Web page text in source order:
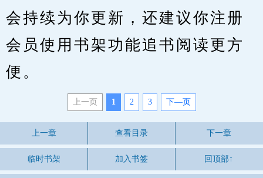
会持续为你更新，还建议你注册
会员使用书架功能追书阅读更方
便。
上一页 1 2 3 下—页
上一章 查看目录 下一章
临时书架 加入书签 回顶部↑